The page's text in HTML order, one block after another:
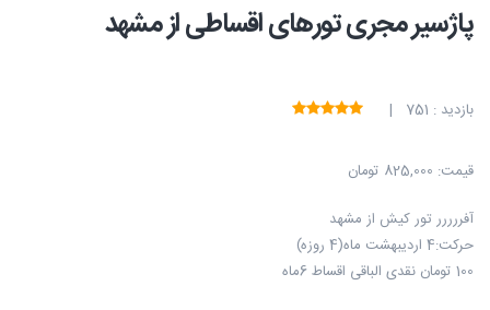
پاژسیر مجری تورهای اقساطی از مشهد
بازدید : 751 |
قیمت: 825,000 تومان
آفررررر تور کیش از مشهد
حرکت:4 اردیبهشت ماه(4 روزه)
100 تومان نقدی الباقی اقساط 6ماه